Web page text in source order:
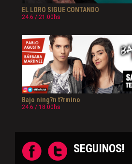
EL LORO SIGUE CONTANDO
24.6 / 21.00hs
Bajo ning?n t?rmino
24.6 / 18.00hs
SEGUINOS!